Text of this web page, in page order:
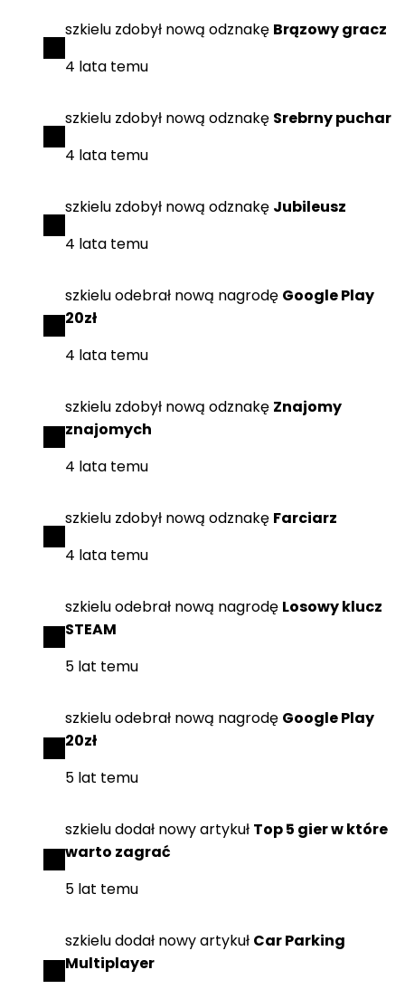
szkielu zdobył nową odznakę Brązowy gracz
4 lata temu
szkielu zdobył nową odznakę Srebrny puchar
4 lata temu
szkielu zdobył nową odznakę Jubileusz
4 lata temu
szkieluodebrał nową nagrodę Google Play
20zł
4 lata temu
szkielu zdobył nową odznakę Znajomy
znajomych
4 lata temu
szkielu zdobył nową odznakę Farciarz
4 lata temu
szkieluodebrał nową nagrodę Losowy klucz
STEAM
5 lat temu
szkieluodebrał nową nagrodę Google Play
20zł
5 lat temu
szkieludodał nowy artykuł Top 5 gier w które
warto zagrać
5 lat temu
szkieludodał nowy artykuł Car Parking
Multiplayer